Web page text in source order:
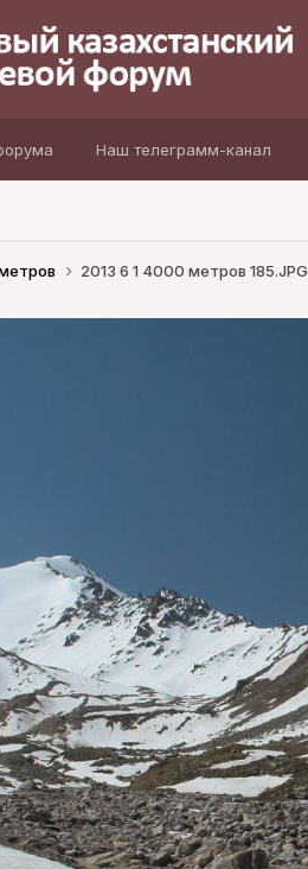
Наш телеграмм-канал
2013 6 1 4000 метров 185.JPG